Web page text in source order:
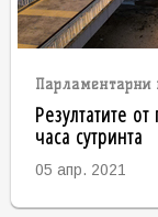
Парламентарни
Резултатите
часа сутринта
05 апр. 2021